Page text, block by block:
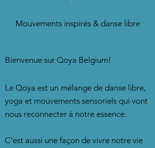
Mouvements inspirés & danse libre
Bienvenue sur Qoya Belgium!
Le Qoya est un mélange de danse libre,
yoga et mouvements sensoriels qui vont
nous reconnecter à notre essence.
C'est aussi une façon de vivre notre vie